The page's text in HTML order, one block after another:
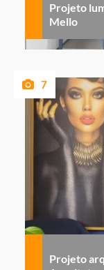
Projeto
Mello
7
Projeto